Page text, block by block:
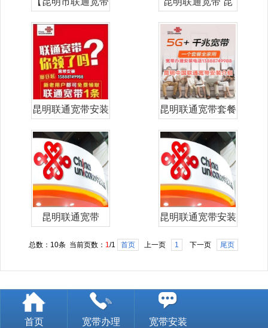
明市联通宽带套餐
价格表
免费办理宽带,免
安装费
昆明联通宽带安装
宽带_联通专线_昆
明联通网
昆明联通宽带套餐
宽带办理安
装)2023年中国
昆明联通宽带
费查询
昆明联通宽带安装
资费查询
总数：10条 当前页数： 1/1 首页 上一页 1 下一页 尾页
首页 宽带办理 宽带安装